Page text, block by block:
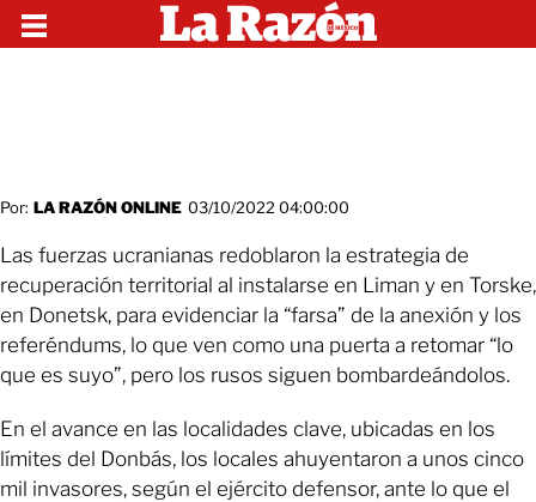
Por: LA RAZÓN ONLINE 03/10/2022 04:00:00
Las fuerzas ucranianas redoblaron la estrategia de
recuperación territorial al instalarse en Liman y en Torske,
en Donetsk, para evidenciar la “farsa” de la anexión y los
referéndums, lo que ven como una puerta a retomar “lo
que es suyo”, pero los rusos siguen bombardeándolos.
En el avance en las localidades clave, ubicadas en los
límites del Donbás, los locales ahuyentaron a unos cinco
mil invasores, según el ejército defensor, ante lo que el